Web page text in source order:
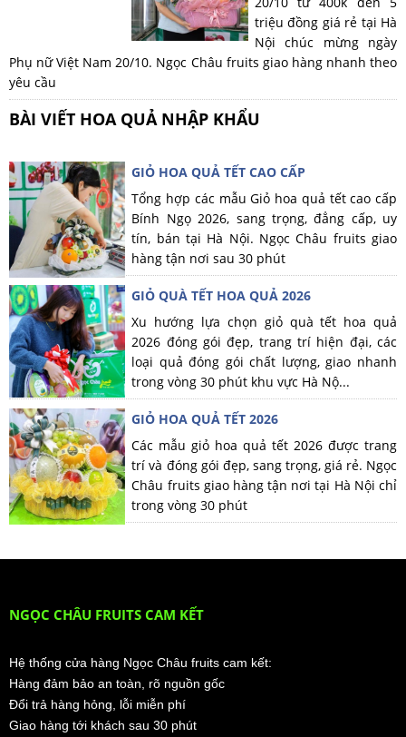
triệu đồng giá rẻ tại Hà
Nội chúc mừng ngày
Phụ nữ Việt Nam 20/10. Ngọc Châu fruits giao hàng nhanh theo
yêu cầu
BÀI VIẾT HOA QUẢ NHẬP KHẨU
GIỎ HOA QUẢ TẾT CAO CẤP
Tổng hợp các mẫu Giỏ hoa quả tết cao cấp
Bính Ngọ 2026, sang trọng, đẳng cấp, uy
tín, bán tại Hà Nội. Ngọc Châu fruits giao
hàng tận nơi sau 30 phút
GIỎ QUÀ TẾT HOA QUẢ 2026
Xu hướng lựa chọn giỏ quà tết hoa quả
2026 đóng gói đẹp, trang trí hiện đại, các
loại quả đóng gói chất lượng, giao nhanh
trong vòng 30 phút khu vực Hà Nộ...
GIỎ HOA QUẢ TẾT 2026
Các mẫu giỏ hoa quả tết 2026 được trang
trí và đóng gói đẹp, sang trọng, giá rẻ. Ngọc
Châu fruits giao hàng tận nơi tại Hà Nội chỉ
trong vòng 30 phút
NGỌC CHÂU FRUITS CAM KẾT
Hệ thống cửa hàng Ngọc Châu fruits cam kết:
Hàng đảm bảo an toàn, rõ nguồn gốc
Đổi trả hàng hỏng, lỗi miễn phí
Giao hàng tới khách sau 30 phút